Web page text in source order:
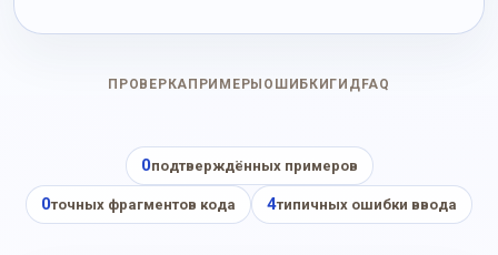
ПРОВЕРКА ПРИМЕРЫ ОШИБКИ ГИД FAQ
0подтверждённых примеров
0точных фрагментов кода 4типичных ошибки ввода